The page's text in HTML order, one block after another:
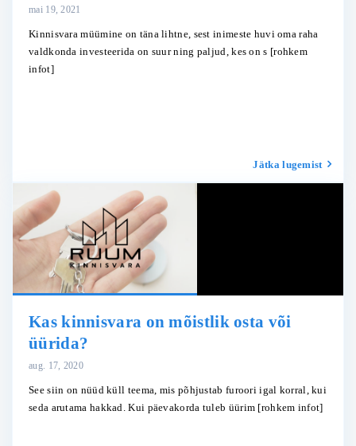
mai 19, 2021
Kinnisvara müümine on täna lihtne, sest inimeste huvi oma raha
valdkonda investeerida on suur ning paljud, kes on s [rohkem
infot]
Jätka lugemist
Kas kinnisvara on mõistlik osta või
üürida?
aug. 17, 2020
See siin on nüüd küll teema, mis põhjustab furoori igal korral, kui
seda arutama hakkad. Kui päevakorda tuleb üürim [rohkem infot]